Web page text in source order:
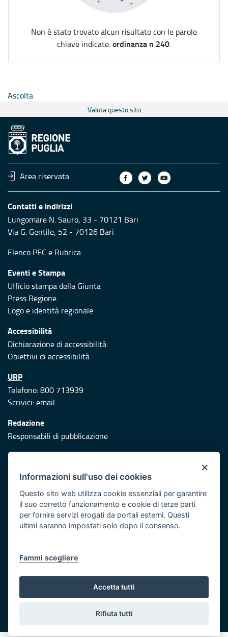
Non è stato trovato alcun risultato con le parole
chiave indicate:ordinanza n 240.
Ascolta
Valuta questo sito
Area riservata
Contatti e indirizzi
Lungomare N. Sauro, 33 - 70121 Bari
Via G. Gentile, 52 - 70126 Bari
Elenco PEC e Rubrica
Eventi e Stampa
Ufficio stampa della Giunta
Press Regione
Logo e identità regionale
Accessibilità
Dichiarazione di accessibilità
Obiettivi di accessibilità
URP
Telefono: 800 713939
Scrivici:email
Redazione
Responsabili di pubblicazione
Protezione civile
Vai al sito di Protezione Civile Puglia
Iniziativa finanziata con risorse del POR Puglia 2014/2020 -
Asse XI
Note legali
Cookie e privacy
Atti di notifica
Servizi Intranet
© Regione Puglia
×
Informazioni sull'uso dei cookies
Questo sito web utilizza cookie essenziali per garantire
il suo corretto funzionamento e cookie di terze parti
per fornire servizi erogati da portali esterni. Questi
ultimi saranno impostati solo dopo il consenso.
Fammi scegliere
Accetta tutti
Rifiuta tutti